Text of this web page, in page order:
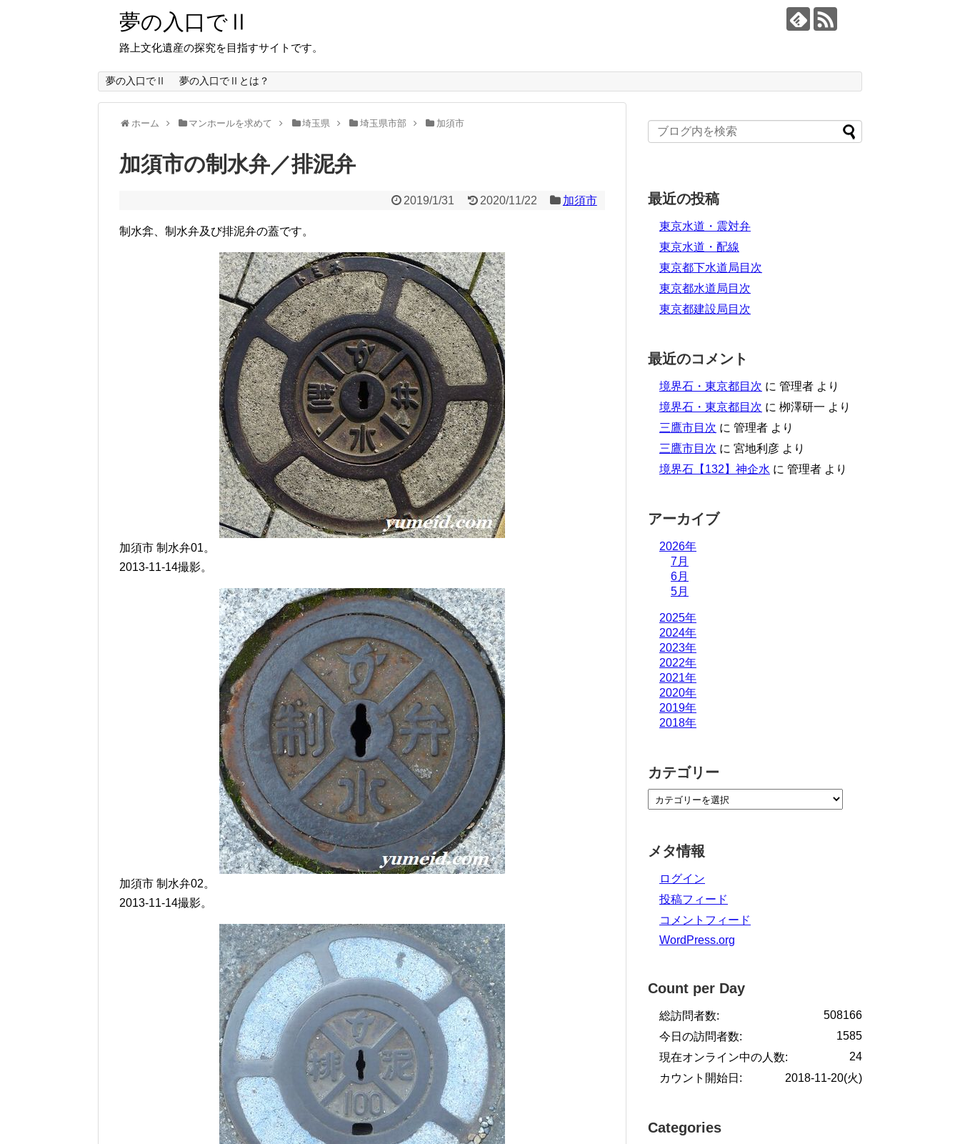
夢の入口でⅡ
路上文化遺産の探究を目指すサイトです。
夢の入口でⅡ 夢の入口でⅡとは？
ホーム マンホールを求めて 埼玉県 埼玉県市部 加須市
加須市の制水弁／排泥弁
2019/1/31 2020/11/22 加須市
制水弇、制水弁及び排泥弁の蓋です。
加須市 制水弁01。
2013-11-14撮影。
加須市 制水弁02。
2013-11-14撮影。
最近の投稿
東京水道・震対弁
東京水道・配線
東京都下水道局目次
東京都水道局目次
東京都建設局目次
最近のコメント
境界石・東京都目次 に 管理者 より
境界石・東京都目次 に 栁澤研一 より
三鷹市目次 に 管理者 より
三鷹市目次 に 宮地利彦 より
境界石【132】神企水 に 管理者 より
アーカイブ
2026年
7月
6月
5月
2025年
2024年
2023年
2022年
2021年
2020年
2019年
2018年
カテゴリー
メタ情報
ログイン
投稿フィード
コメントフィード
WordPress.org
Count per Day
508166
総訪問者数:
1585
今日の訪問者数:
24
現在オンライン中の人数:
2018-11-20(火)
カウント開始日:
Categories